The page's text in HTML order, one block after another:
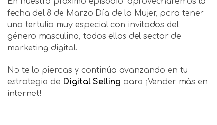
fecha del 8 de Marzo Día de la Mujer, para tener
una tertulia muy especial con invitados del
género masculino, todos ellos del sector de
marketing digital.
No te lo pierdas y continúa avanzando en tu
estrategia de Digital Selling para ¡Vender más en
internet!